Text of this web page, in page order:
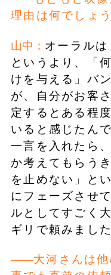
理由は何でしょ
山中： オーラル
というより、「
けを与える」バ
が、自分がお客
定するとある程
いると感じたん
一言を入れたら
か考えてもらう
を止めない」と
にフェーズさせ
ルとしてすごく
ギリで頼みました
大河さんは